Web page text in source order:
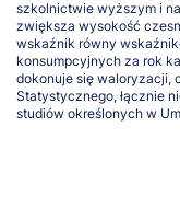
szkolnictwie wyższym i
zwiększa wysokość
wskaźnik równy
konsumpcyjnych za rok
dokonuje się waloryzacji,
Statystycznego, łącznie
studiów określonych w